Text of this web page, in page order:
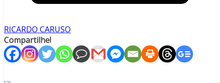
RICARDO CARUSO
Compartilhe!